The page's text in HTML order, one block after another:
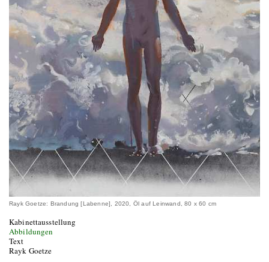
Rayk Goetze: Brandung [Labenne], 2020, Öl auf Leinwand, 80 x 60 cm
Kabinettausstellung
Abbildungen
Text
Rayk Goetze